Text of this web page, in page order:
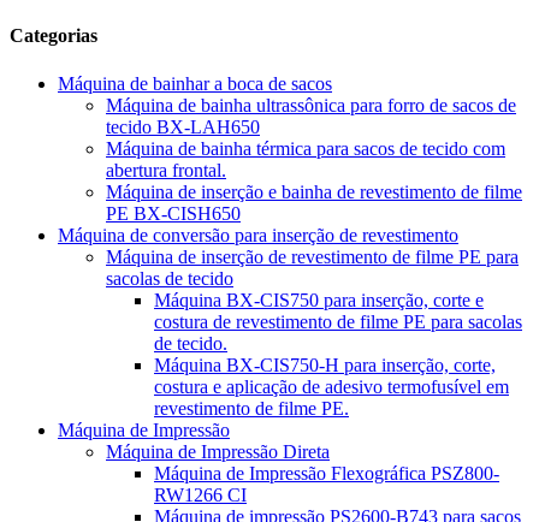
Categorias
Máquina de bainhar a boca de sacos
Máquina de bainha ultrassônica para forro de sacos de
tecido BX-LAH650
Máquina de bainha térmica para sacos de tecido com
abertura frontal.
Máquina de inserção e bainha de revestimento de filme
PE BX-CISH650
Máquina de conversão para inserção de revestimento
Máquina de inserção de revestimento de filme PE para
sacolas de tecido
Máquina BX-CIS750 para inserção, corte e
costura de revestimento de filme PE para sacolas
de tecido.
Máquina BX-CIS750-H para inserção, corte,
costura e aplicação de adesivo termofusível em
revestimento de filme PE.
Máquina de Impressão
Máquina de Impressão Direta
Máquina de Impressão Flexográfica PSZ800-
RW1266 CI
Máquina de impressão PS2600-B743 para sacos